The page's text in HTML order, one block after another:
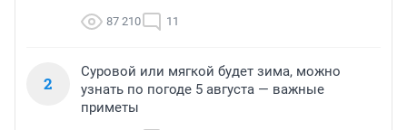
87 210 11
2
Суровой или мягкой будет зима, можно
узнать по погоде 5 августа — важные
приметы